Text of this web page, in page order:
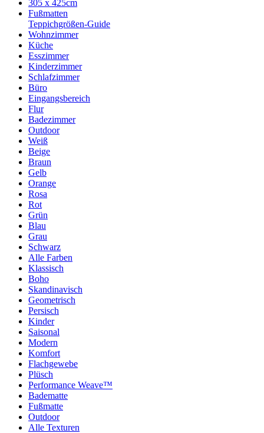
305 x 425cm
Fußmatten
Teppichgrößen-Guide
Wohnzimmer
Küche
Esszimmer
Kinderzimmer
Schlafzimmer
Büro
Eingangsbereich
Flur
Badezimmer
Outdoor
Weiß
Beige
Braun
Gelb
Orange
Rosa
Rot
Grün
Blau
Grau
Schwarz
Alle Farben
Klassisch
Boho
Skandinavisch
Geometrisch
Persisch
Kinder
Saisonal
Modern
Komfort
Flachgewebe
Plüsch
Performance Weave™
Badematte
Fußmatte
Outdoor
Alle Texturen